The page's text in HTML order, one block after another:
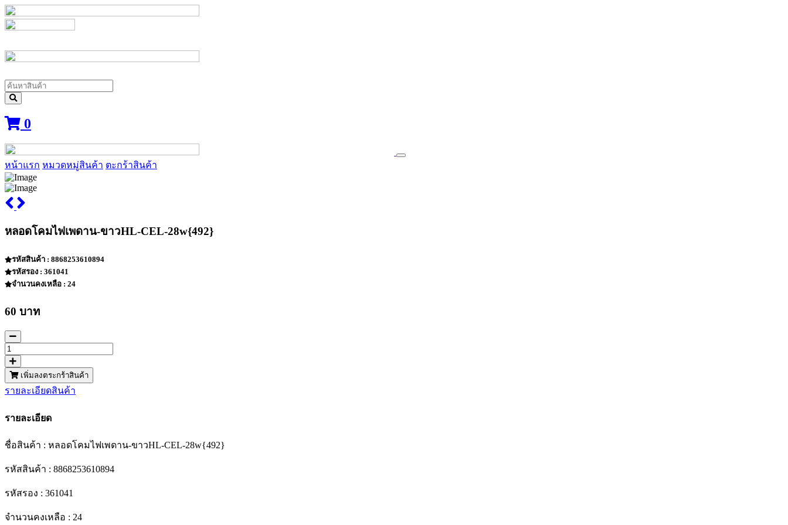
0
หน้าแรก หมวดหมู่สินค้า ตะกร้าสินค้า
หลอดโคมไฟเพดาน-ขาวHL-CEL-28w{492}
รหัสสินค้า : 8868253610894
รหัสรอง : 361041
จำนวนคงเหลือ : 24
60 บาท
เพิ่มลงตระกร้าสินค้า
รายละเอียดสินค้า
รายละเอียด
ชื่อสินค้า : หลอดโคมไฟเพดาน-ขาวHL-CEL-28w{492}
รหัสสินค้า : 8868253610894
รหัสรอง : 361041
จำนวนคงเหลือ : 24